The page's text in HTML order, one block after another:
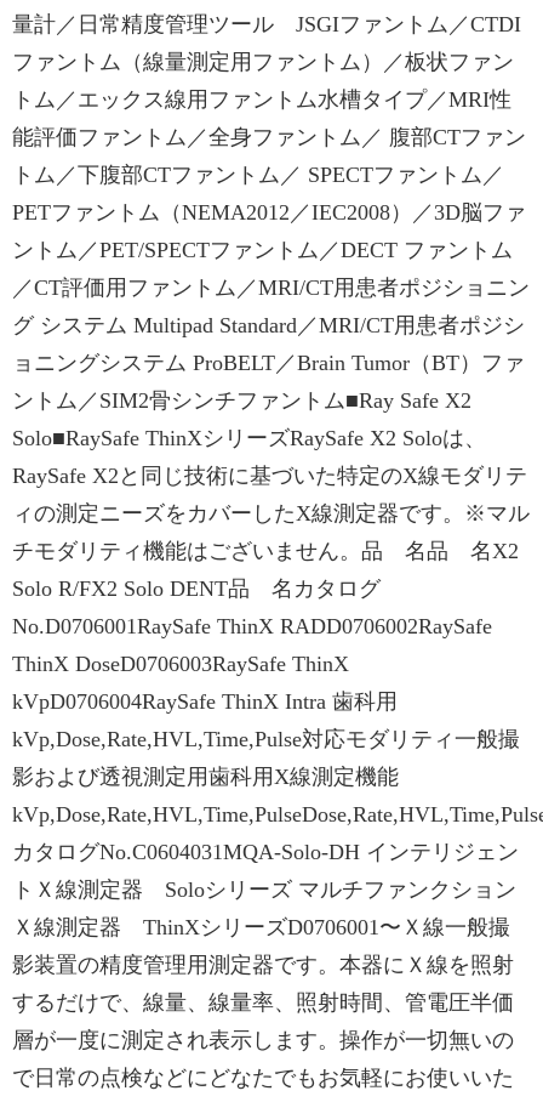
量計／日常精度管理ツール JSGIファントム／CTDI
ファントム（線量測定用ファントム）／板状ファン
トム／エックス線用ファントム水槽タイプ／MRI性
能評価ファントム／全身ファントム／ 腹部CTファン
トム／下腹部CTファントム／ SPECTファントム／
PETファントム（NEMA2012／IEC2008）／3D脳ファ
ントム／PET/SPECTファントム／DECT ファントム
／CT評価用ファントム／MRI/CT用患者ポジショニン
グ システム Multipad Standard／MRI/CT用患者ポジシ
ョニングシステム ProBELT／Brain Tumor（BT）ファ
ントム／SIM2骨シンチファントム■Ray Safe X2
Solo■RaySafe ThinXシリーズRaySafe X2 Soloは、
RaySafe X2と同じ技術に基づいた特定のX線モダリテ
ィの測定ニーズをカバーしたX線測定器です。※マル
チモダリティ機能はございません。品 名品 名X2
Solo R/FX2 Solo DENT品 名カタログ
No.D0706001RaySafe ThinX RADD0706002RaySafe
ThinX DoseD0706003RaySafe ThinX
kVpD0706004RaySafe ThinX Intra 歯科用
kVp,Dose,Rate,HVL,Time,Pulse対応モダリティ一般撮
影および透視測定用歯科用X線測定機能
カタログNo.C0604031MQA-Solo-DH インテリジェン
トＸ線測定器 Soloシリーズ マルチファンクション
Ｘ線測定器 ThinXシリーズD0706001〜Ｘ線一般撮
影装置の精度管理用測定器です。本器にＸ線を照射
するだけで、線量、線量率、照射時間、管電圧半価
層が一度に測定され表示します。操作が一切無いの
で日常の点検などにどなたでもお気軽にお使いいた